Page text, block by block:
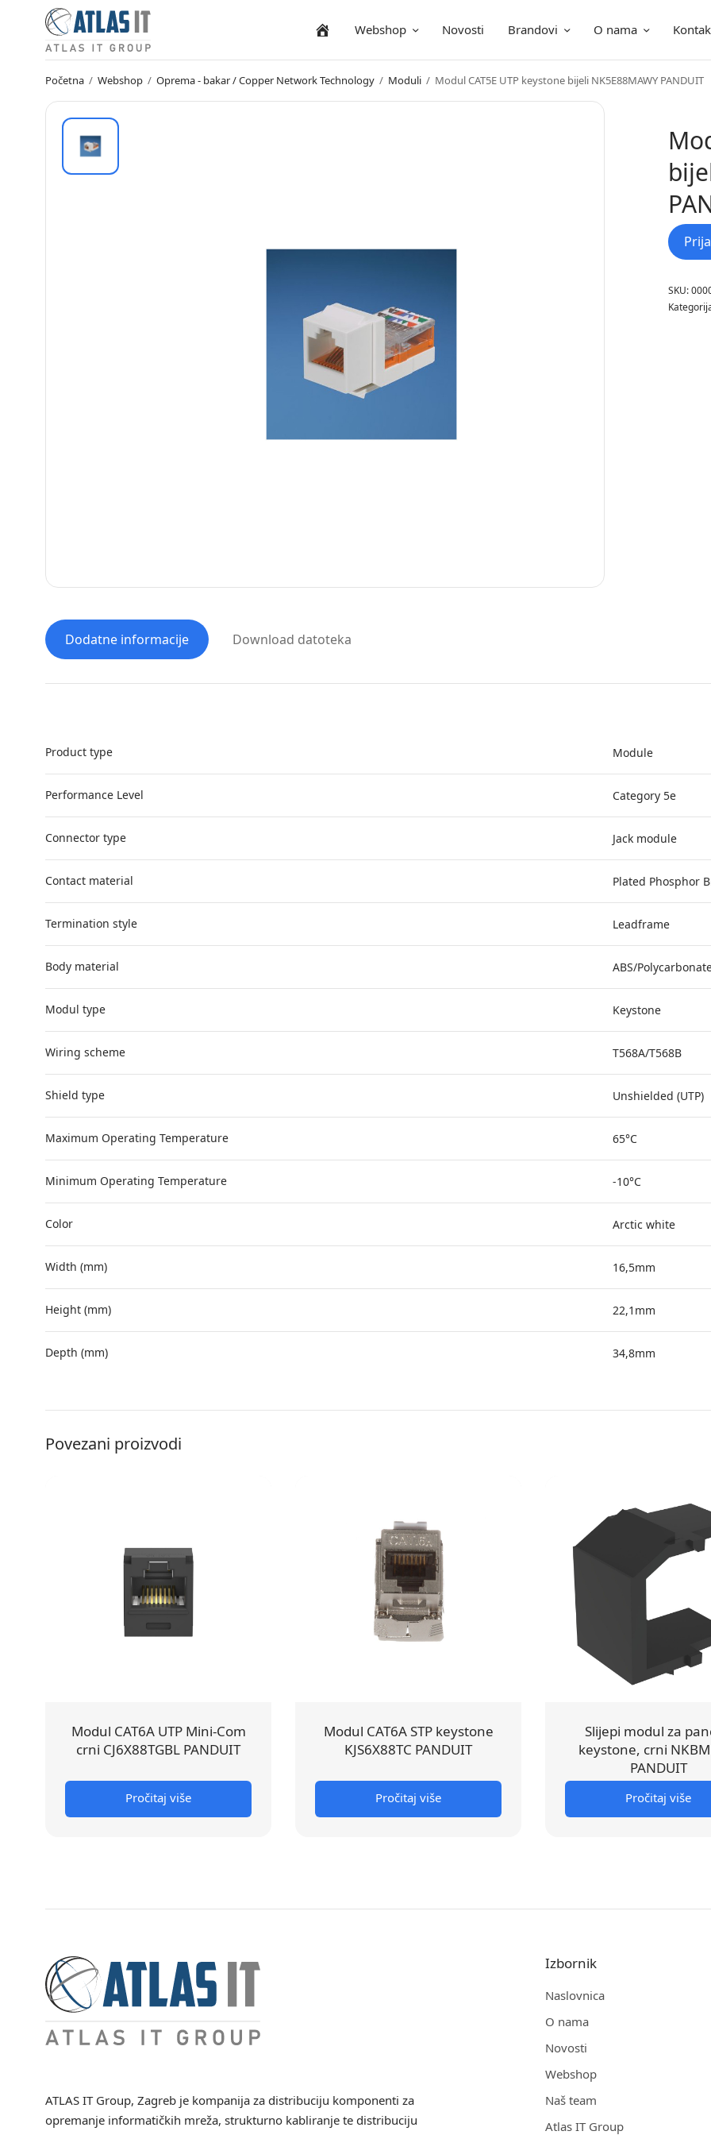
NaslovnicaWebshop Novosti Brandovi O nama
Početna / Webshop / Oprema - bakar / Copper Network Technology / Moduli / Modul CAT5E UTP keystone bijeli NK5E88MAWY PANDUIT
SKU:
Dodatne informacije Download datoteka
Product type Module
Performance Level Category 5e
Connector type Jack module
Contact material Plated Phosphor
Termination style Leadframe
Body material ABS/
Modul type Keystone
Wiring scheme T568A/T568B
Shield type Unshielded (UTP)
Maximum Operating Temperature 65°C
Minimum Operating Temperature -10°C
Color Arctic white
Width (mm) 16,5mm
Height (mm) 22,1mm
Depth (mm) 34,8mm
Povezani proizvodi
Modul CAT6A UTP Mini-Com
crni CJ6X88TGBL PANDUIT
Pročitaj više
Modul CAT6A STP keystone
KJS6X88TC PANDUIT
Pročitaj više
Slijepi modul za
keystone, crni
PANDUIT
Pročitaj više
ATLAS IT Group, Zagreb je kompanija za distribuciju komponenti za
opremanje informatičkih mreža, strukturno kabliranje te distribuciju
Izbornik
Naslovnica
O nama
Novosti
Webshop
Naš team
Atlas IT Group